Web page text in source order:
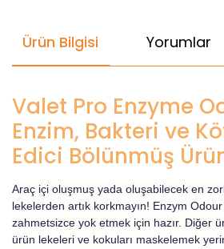
Ürün Bilgisi Yorumlar
Valet Pro Enzyme
Enzim, Bakteri ve
Edici Bölünmüş
Araç içi oluşmuş yada oluşabilecek en
lekelerden artık korkmayın! Enzym
zahmetsizce yok etmek için hazır. Diğer
ürün lekeleri ve kokuları maskelemek